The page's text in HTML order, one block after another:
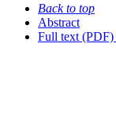
Back to top
Abstract
Full text (PDF)